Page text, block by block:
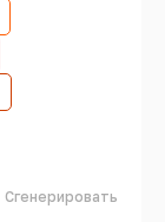
Сгенерировать